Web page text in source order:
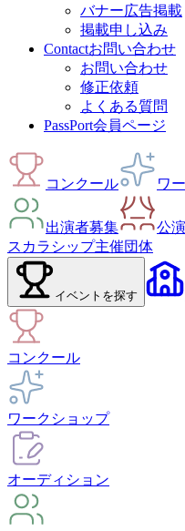
バナー広告掲載
掲載申し込み
Contactお問い合わせ
お問い合わせ
修正依頼
よくある質問
PassPort会員ページ
コンクール ワ
出演者募集
公演
スカラシップ主催団体
イベント を探す
コンクール
ワークショップ
オーディション